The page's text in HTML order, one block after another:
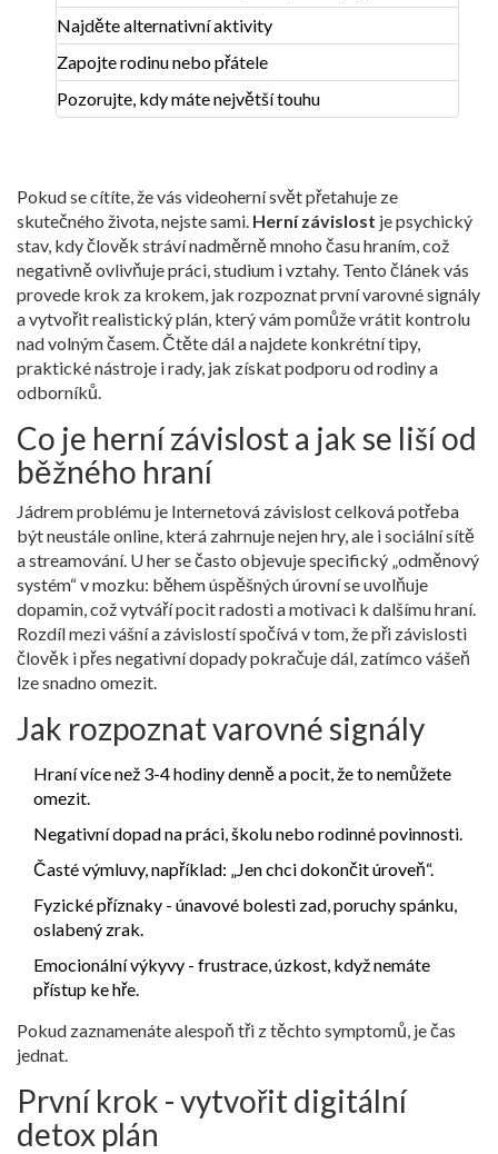
Najděte alternativní aktivity
Zapojte rodinu nebo přátele
Pozorujte, kdy máte největší touhu
Pokud se cítíte, že vás videoherní svět přetahuje ze
skutečného života, nejste sami. Herní závislost je psychický
stav, kdy člověk stráví nadměrně mnoho času hraním, což
negativně ovlivňuje práci, studium i vztahy. Tento článek vás
provede krok za krokem, jak rozpoznat první varovné signály
a vytvořit realistický plán, který vám pomůže vrátit kontrolu
nad volným časem. Čtěte dál a najdete konkrétní tipy,
praktické nástroje i rady, jak získat podporu od rodiny a
odborníků.
Co je herní závislost a jak se liší od
běžného hraní
Jádrem problému je Internetová závislostcelková potřeba
být neustále online, která zahrnuje nejen hry, ale i sociální sítě
a streamování. U her se často objevuje specifický „odměnový
systém“ v mozku: během úspěšných úrovní se uvolňuje
dopamin, což vytváří pocit radosti a motivaci k dalšímu hraní.
Rozdíl mezi vášní a závislostí spočívá v tom, že při závislosti
člověk i přes negativní dopady pokračuje dál, zatímco vášeň
lze snadno omezit.
Jak rozpoznat varovné signály
Hraní více než 3-4 hodiny denně a pocit, že to nemůžete
omezit.
Negativní dopad na práci, školu nebo rodinné povinnosti.
Časté výmluvy, například: „Jen chci dokončit úroveň“.
Fyzické příznaky - únavové bolesti zad, poruchy spánku,
oslabený zrak.
Emocionální výkyvy - frustrace, úzkost, když nemáte
přístup ke hře.
Pokud zaznamenáte alespoň tři z těchto symptomů, je čas
jednat.
První krok - vytvořit digitální
detox plán